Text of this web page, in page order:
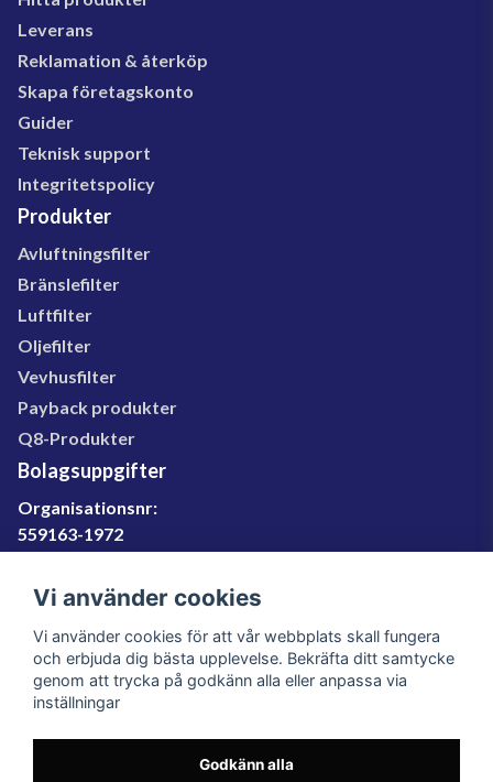
Leverans
Reklamation & återköp
Skapa företagskonto
Guider
Teknisk support
Integritetspolicy
Produkter
Avluftningsfilter
Bränslefilter
Luftfilter
Oljefilter
Vevhusfilter
Payback produkter
Q8-Produkter
Bolagsuppgifter
Organisationsnr:
559163-1972
SE559163197201
060-566 800
info@filter.se
Vi använder cookies
Vi använder cookies för att vår webbplats skall fungera
och erbjuda dig bästa upplevelse. Bekräfta ditt samtycke
genom att trycka på godkänn alla eller anpassa via
inställningar
Godkänn alla